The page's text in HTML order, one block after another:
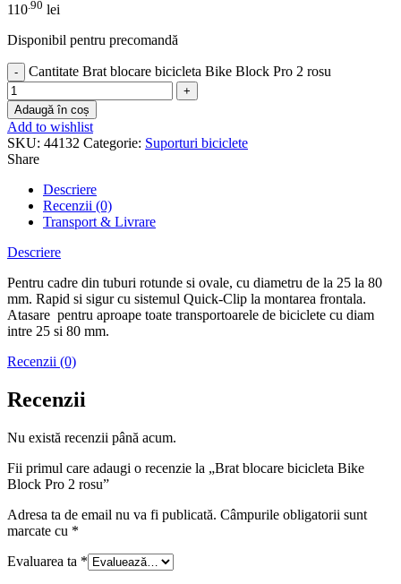
110.90 lei
Disponibil pentru precomandă
Cantitate Brat blocare bicicleta Bike Block Pro 2 rosu
Adaugă în coș
Add to wishlist
SKU: 44132 Categorie: Suporturi biciclete
Share
Descriere
Recenzii (0)
Transport & Livrare
Descriere
Pentru cadre din tuburi rotunde si ovale, cu diametru de la 25 la 80
mm. Rapid si sigur cu sistemul Quick-Clip la montarea frontala.
Atasare pentru aproape toate transportoarele de biciclete cu diam
intre 25 si 80 mm.
Recenzii (0)
Recenzii
Nu există recenzii până acum.
Fii primul care adaugi o recenzie la „Brat blocare bicicleta Bike
Block Pro 2 rosu”
Adresa ta de email nu va fi publicată. Câmpurile obligatorii sunt
marcate cu *
Evaluarea ta *